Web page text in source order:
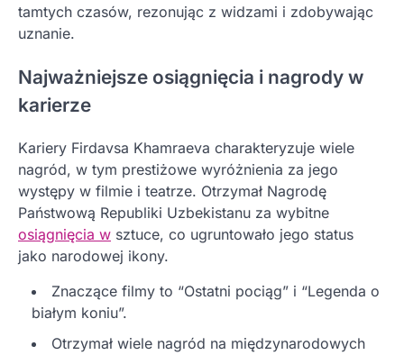
tamtych czasów, rezonując z widzami i zdobywając
uznanie.
Najważniejsze osiągnięcia i nagrody w
karierze
Kariery Firdavsa Khamraeva charakteryzuje wiele
nagród, w tym prestiżowe wyróżnienia za jego
występy w filmie i teatrze. Otrzymał Nagrodę
Państwową Republiki Uzbekistanu za wybitne
osiągnięcia w sztuce, co ugruntowało jego status
jako narodowej ikony.
Znaczące filmy to “Ostatni pociąg” i “Legenda o
białym koniu”.
Otrzymał wiele nagród na międzynarodowych